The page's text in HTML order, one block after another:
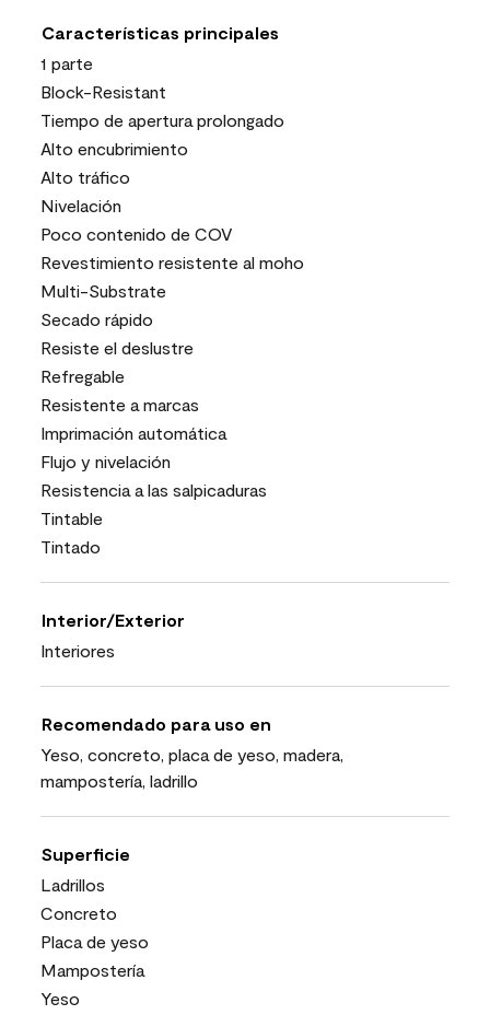
Características principales
1 parte
Block-Resistant
Tiempo de apertura prolongado
Alto encubrimiento
Alto tráfico
Nivelación
Poco contenido de COV
Revestimiento resistente al moho
Multi-Substrate
Secado rápido
Resiste el deslustre
Refregable
Resistente a marcas
Imprimación automática
Flujo y nivelación
Resistencia a las salpicaduras
Tintable
Tintado
Interior/Exterior
Interiores
Recomendado para uso en
Yeso, concreto, placa de yeso, madera,
mampostería, ladrillo
Superficie
Ladrillos
Concreto
Placa de yeso
Mampostería
Yeso